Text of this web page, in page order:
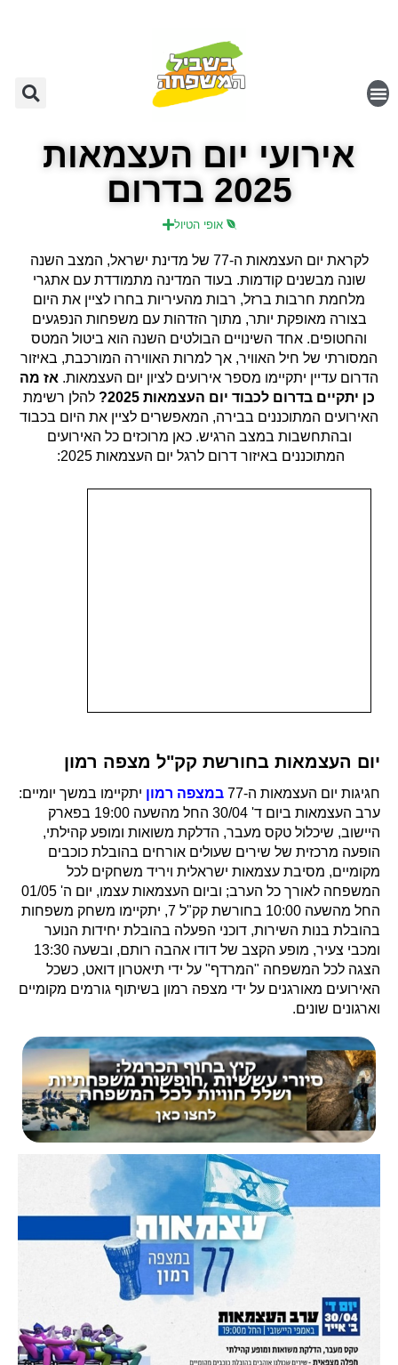
אירועי יום העצמאות
2025 בדרום
אופי הטיול
לקראת יום העצמאות ה-77 של מדינת ישראל, המצב השנה
שונה מבשנים קודמות. בעוד המדינה מתמודדת עם אתגרי
מלחמת חרבות ברזל, רבות מהעיריות בחרו לציין את היום
בצורה מאופקת יותר, מתוך הזדהות עם משפחות הנפגעים
והחטופים. אחד השינויים הבולטים השנה הוא ביטול המטס
המסורתי של חיל האוויר, אך למרות האווירה המורכבת, באיזור
הדרום עדיין יתקיימו מספר אירועים לציון יום העצמאות. אז מה
כן יתקיים בדרום לכבוד יום העצמאות 2025?
להלן רשימת
האירועים המתוכננים בבירה, המאפשרים לציין את היום בכבוד
ובהתחשבות במצב הרגיש. כאן מרוכזים כל האירועים
המתוכננים באיזור דרום לרגל יום העצמאות 2025:
יום העצמאות בחורשת קק"ל מצפה רמון
חגיגות יום העצמאות ה-77 במצפה רמון יתקיימו במשך יומיים:
ערב העצמאות ביום ד' 30/04 החל מהשעה 19:00 בפארק
היישוב, שיכלול טקס מעבר, הדלקת משואות ומופע קהילתי,
הופעה מרכזית של שירים שעולים אורחים בהובלת כוכבים
מקומיים, מסיבת עצמאות ישראלית ויריד משחקים לכל
המשפחה לאורך כל הערב; וביום העצמאות עצמו, יום ה' 01/05
החל מהשעה 10:00 בחורשת קק"ל 7, יתקיימו משחק משפחות
בהובלת בנות השירות, דוכני הפעלה בהובלת יחידות הנוער
ומכבי צעיר, מופע הקצב של דודו אהבה רותם, ובשעה 13:30
הצגה לכל המשפחה "המרדף" על ידי תיאטרון דואט, כשכל
האירועים מאורגנים על ידי מצפה רמון בשיתוף גורמים מקומיים
וארגונים שונים.